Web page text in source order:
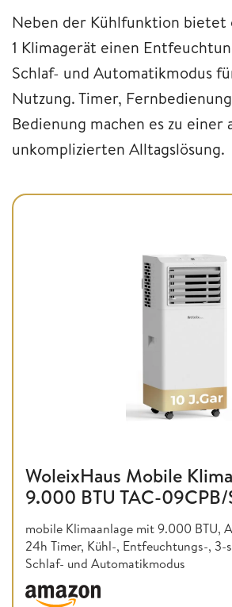
Neben der Kühlfunktion bietet
1 Klimagerät einen
Schlaf- und Automatikmodus
Nutzung. Timer,
Bedienung machen es zu einer
unkomplizierten Alltagslösung.
WoleixHaus Mobile
9.000 BTU TAC-09CPB/
mobile Klimaanlage mit 9.000 BTU,
24h Timer, Kühl-, Entfeuchtungs-,
Schlaf- und Automatikmodus